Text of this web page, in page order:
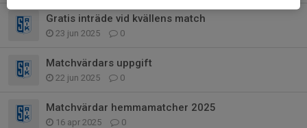
Gratis inträde vid kvällens match
23 jun 2025 0
Matchvärdars uppgift
22 jun 2025 0
Matchvärdar hemmamatcher 2025
16 apr 2025 0